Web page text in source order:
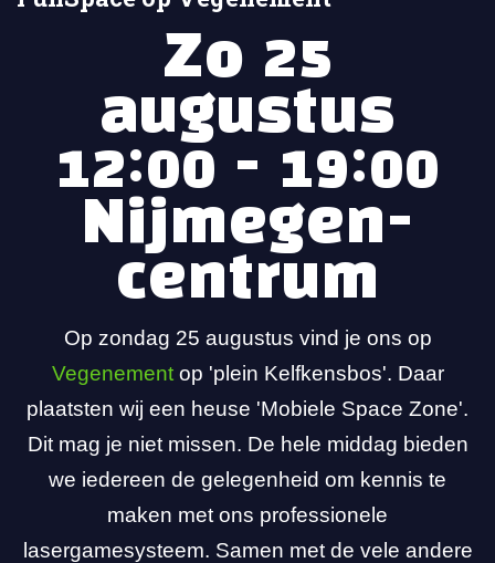
Zo 25
augustus
12:00 - 19:00
Nijmegen-
centrum
Op zondag 25 augustus vind je ons op
Vegenementop 'plein Kelfkensbos'. Daar
plaatsten wij een heuse 'Mobiele Space Zone'.
Dit mag je niet missen. De hele middag bieden
we iedereen de gelegenheid om kennis te
maken met ons professionele
lasergamesysteem. Samen met de vele andere